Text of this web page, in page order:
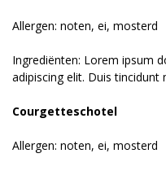
Allergen: noten, ei, mosterd
Ingrediënten: Lorem ipsum
adipiscing elit. Duis tincidunt
Courgetteschotel
Allergen: noten, ei, mosterd